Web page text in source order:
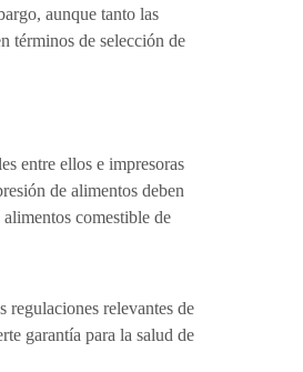
aunque tanto las
términos de selección de
entre ellos e impresoras
de alimentos deben
comestible de
regulaciones relevantes de
garantía para la salud de